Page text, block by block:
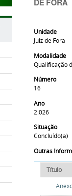
DE FORA
Unidade
Juiz de Fora
Modalidade
Qualificação
Número
16
Ano
2.026
Situação
Concluído(a)
Outras
Título